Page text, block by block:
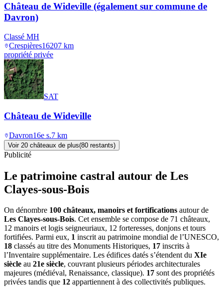
Château de Wideville (également sur commune de
Davron)
Classé MH
Crespières16207 km
propriété privée
SAT
Château de Wideville
Davron16e s.7 km
Voir 20 châteaux de plus(80 restants)
Publicité
Le patrimoine castral autour de Les
Clayes-sous-Bois
On dénombre 100 châteaux, manoirs et fortifications autour de
Les Clayes-sous-Bois. Cet ensemble se compose de 71 châteaux,
12 manoirs et logis seigneuriaux, 12 forteresses, donjons et tours
fortifiées. Parmi eux, 1 inscrit au patrimoine mondial de l’UNESCO,
18 classés au titre des Monuments Historiques, 17 inscrits à
l’Inventaire supplémentaire. Les édifices datés s’étendent du XIe
siècle au 21e siècle, couvrant plusieurs périodes architecturales
majeures (médiéval, Renaissance, classique). 17 sont des propriétés
privées tandis que 12 appartiennent à des collectivités publiques.